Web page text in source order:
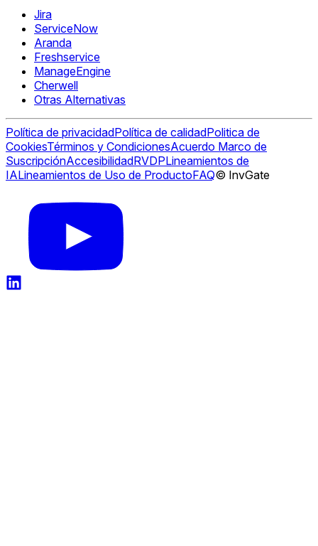
Jira
ServiceNow
Aranda
Freshservice
ManageEngine
Cherwell
Otras Alternativas
Política de privacidadPolítica de calidadPolitica de
CookiesTérminos y CondicionesAcuerdo Marco de
SuscripciónAccesibilidadRVDPLineamientos de
IALineamientos de Uso de ProductoFAQ© InvGate